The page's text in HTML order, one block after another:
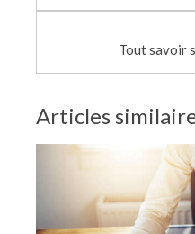
Tout savoir
Articles